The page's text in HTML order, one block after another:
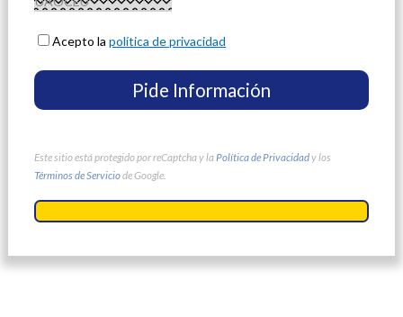
Acepto lapolítica de privacidad
Este sitio está protegido por reCaptcha y la Política de Privacidady los
Términos de Serviciode Google.